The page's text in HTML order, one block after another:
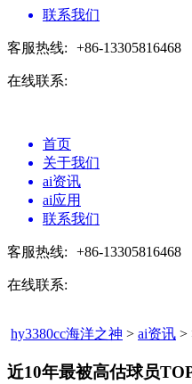
联系我们
客服热线: +86-13305816468
在线联系:
首页
关于我们
ai资讯
ai应用
联系我们
客服热线: +86-13305816468
在线联系:
hy3380cc海洋之神 > ai资讯 >
近10年最被高估球员